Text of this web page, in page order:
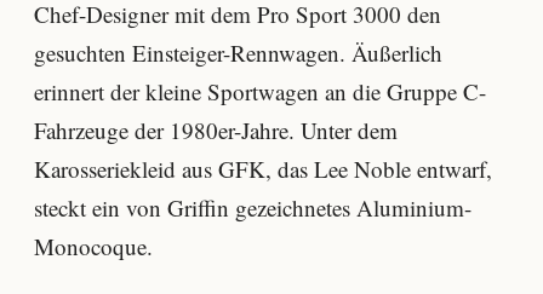
Chef-Designer mit dem Pro Sport 3000 den
gesuchten Einsteiger-Rennwagen. Äußerlich
erinnert der kleine Sportwagen an die Gruppe C-
Fahrzeuge der 1980er-Jahre. Unter dem
Karosseriekleid aus GFK, das Lee Noble entwarf,
steckt ein von Griffin gezeichnetes Aluminium-
Monocoque.